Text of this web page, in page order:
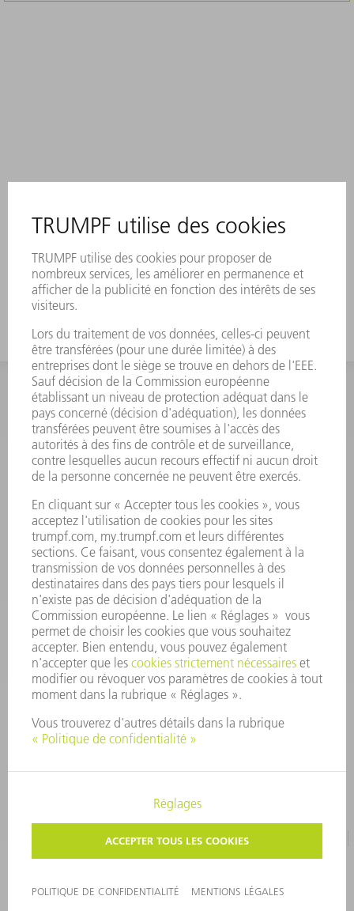
INFORMATION
Foire aux questions
Termes et conditions
CONTACT
Outillages
01 48 17 37 73
Lun - Jeu 08:00h - 16:30h
Ven 08:00h - 12:30h
outillages@fr.TRUMPF.com
CONTACT
Pièces Détachées
01 48 17 37 57
Lun – Ven 8:30h - 17:30h
pieces.detachees@trumpf.com
MENTIONS LÉGALES
PROTECTION DES DONNÉES PERSONNELLES
COPYRIGHT ET DROIT DES MARQUES
CONDITIONS D'UTILISATION
© 2026 TRUMPF